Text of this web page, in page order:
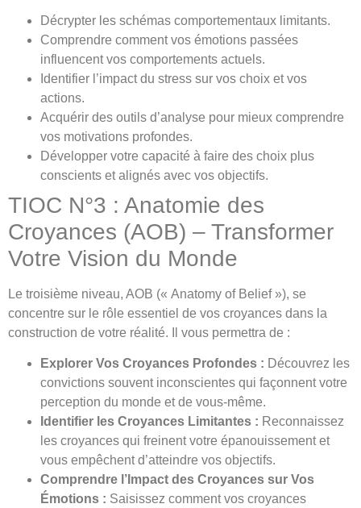
Décrypter les schémas comportementaux limitants.
Comprendre comment vos émotions passées
influencent vos comportements actuels.
Identifier l’impact du stress sur vos choix et vos
actions.
Acquérir des outils d’analyse pour mieux comprendre
vos motivations profondes.
Développer votre capacité à faire des choix plus
conscients et alignés avec vos objectifs.
TIOC N°3 : Anatomie des
Croyances (AOB) – Transformer
Votre Vision du Monde
Le troisième niveau, AOB (« Anatomy of Belief »), se
concentre sur le rôle essentiel de vos croyances dans la
construction de votre réalité. Il vous permettra de :
Explorer Vos Croyances Profondes : Découvrez les
convictions souvent inconscientes qui façonnent votre
perception du monde et de vous-même.
Identifier les Croyances Limitantes : Reconnaissez
les croyances qui freinent votre épanouissement et
vous empêchent d’atteindre vos objectifs.
Comprendre l’Impact des Croyances sur Vos
Émotions : Saisissez comment vos croyances